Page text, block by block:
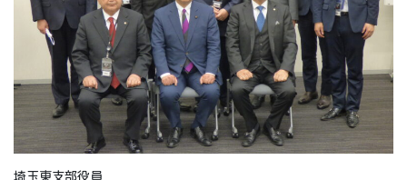
埼玉東支部役員